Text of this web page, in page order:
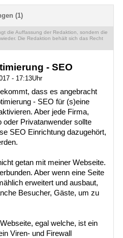
(1)
die Auffassung der Redaktion, sondern die
Die Redaktion behält sich das Recht
- SEO
- 17:13Uhr
dass es angebracht
- SEO für (s)eine
Aber jede Firma,
oder Privatanwender sollte
SEO Einrichtung dazugehört,
getan mit meiner Webseite.
Aber wenn eine Seite
erweitert und ausbaut,
Besucher, Gäste, um zu
egal welche, ist ein
Viren- und Firewall